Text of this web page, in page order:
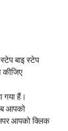
बाइ स्टेप
गया हैं।
आपको
आपको क्लिक